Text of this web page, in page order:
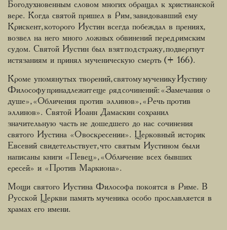
Богодухновенным словом многих обращал к христианской
вере. Когда святой пришел в Рим, завидовавший ему
Крискент, которого Иустин всегда побеждал в прениях,
возвел на него много ложных обвинений перед римским
судом. Святой Иустин был взят под стражу, подвергнут
истязаниям и принял мученическую смерть (+ 166).
Кроме упомянутых творений, святому мученику Иустину
Философу принадлежит еще ряд сочинений: «Замечания о
душе», «Обличения против эллинов», «Речь против
эллинов». Святой Иоанн Дамаскин сохранил
значительную часть не дошедшего до нас сочинения
святого Иустина «О воскресении». Церковный историк
Евсевий свидетельствует, что святым Иустином были
написаны книги «Певец», «Обличение всех бывших
ересей» и «Против Маркиона».
Мощи святого Иустина Философа покоятся в Риме. В
Русской Церкви память мученика особо прославляется в
храмах его имени.